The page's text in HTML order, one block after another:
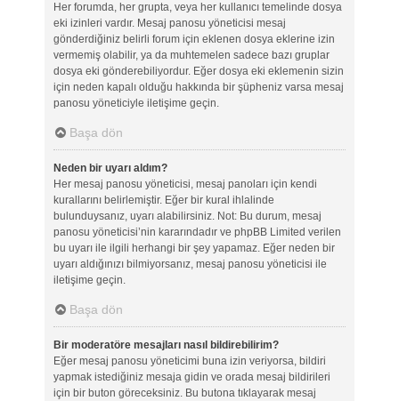
Her forumda, her grupta, veya her kullanıcı temelinde dosya
eki izinleri vardır. Mesaj panosu yöneticisi mesaj
gönderdiğiniz belirli forum için eklenen dosya eklerine izin
vermemiş olabilir, ya da muhtemelen sadece bazı gruplar
dosya eki gönderebiliyordur. Eğer dosya eki eklemenin sizin
için neden kapalı olduğu hakkında bir şüpheniz varsa mesaj
panosu yöneticiyle iletişime geçin.
Başa dön
Neden bir uyarı aldım?
Her mesaj panosu yöneticisi, mesaj panoları için kendi
kurallarını belirlemiştir. Eğer bir kural ihlalinde
bulunduysanız, uyarı alabilirsiniz. Not: Bu durum, mesaj
panosu yöneticisi’nin kararındadır ve phpBB Limited verilen
bu uyarı ile ilgili herhangi bir şey yapamaz. Eğer neden bir
uyarı aldığınızı bilmiyorsanız, mesaj panosu yöneticisi ile
iletişime geçin.
Başa dön
Bir moderatöre mesajları nasıl bildirebilirim?
Eğer mesaj panosu yöneticimi buna izin veriyorsa, bildiri
yapmak istediğiniz mesaja gidin ve orada mesaj bildirileri
için bir buton göreceksiniz. Bu butona tıklayarak mesaj